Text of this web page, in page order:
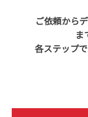
ご依頼から
ま
各ステップ